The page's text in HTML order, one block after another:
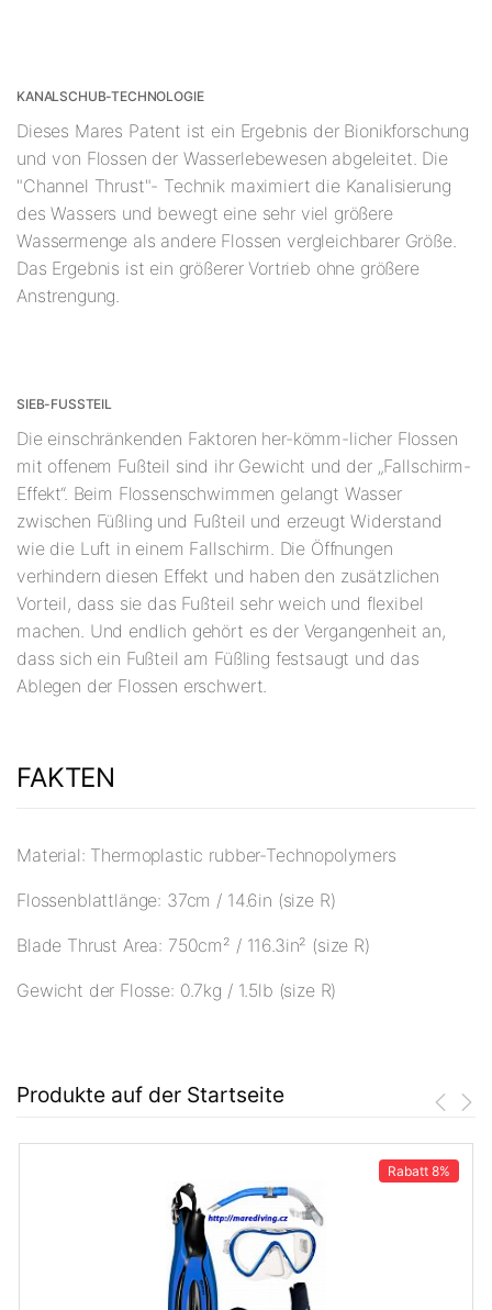
KANALSCHUB-TECHNOLOGIE
Dieses Mares Patent ist ein Ergebnis der Bionikforschung
und von Flossen der Wasserlebewesen abgeleitet. Die
"Channel Thrust"- Technik maximiert die Kanalisierung
des Wassers und bewegt eine sehr viel größere
Wassermenge als andere Flossen vergleichbarer Größe.
Das Ergebnis ist ein größerer Vortrieb ohne größere
Anstrengung.
SIEB-FUSSTEIL
Die einschränkenden Faktoren her-kömm-licher Flossen
mit offenem Fußteil sind ihr Gewicht und der „Fallschirm-
Effekt“. Beim Flossenschwimmen gelangt Wasser
zwischen Füßling und Fußteil und erzeugt Widerstand
wie die Luft in einem Fallschirm. Die Öffnungen
verhindern diesen Effekt und haben den zusätzlichen
Vorteil, dass sie das Fußteil sehr weich und flexibel
machen. Und endlich gehört es der Vergangenheit an,
dass sich ein Fußteil am Füßling festsaugt und das
Ablegen der Flossen erschwert.
FAKTEN
Material: Thermoplastic rubber-Technopolymers
Flossenblattlänge: 37cm / 14.6in (size R)
Blade Thrust Area: 750cm² / 116.3in² (size R)
Gewicht der Flosse: 0.7kg / 1.5lb (size R)
Produkte auf der Startseite
Rabatt 8%